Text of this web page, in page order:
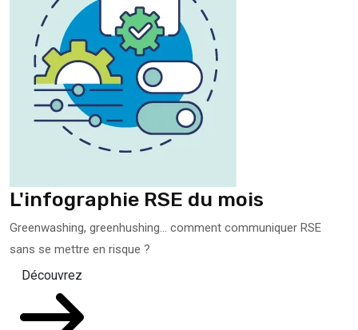
L'infographie RSE du mois
Greenwashing, greenhushing… comment communiquer RSE
sans se mettre en risque ?
Découvrez